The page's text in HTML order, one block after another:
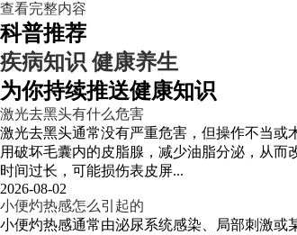
查看完整内容
科普推荐
疾病知识 健康养生
为你持续推送健康知识
激光去黑头有什么危害
激光去黑头通常没有严重危害，但操作不当
用破坏毛囊内的皮脂腺，减少油脂分泌，从
时间过长，可能损伤表皮屏...
2026-08-02
小便灼热感怎么引起的
小便灼热感通常由泌尿系统感染、局部刺激或